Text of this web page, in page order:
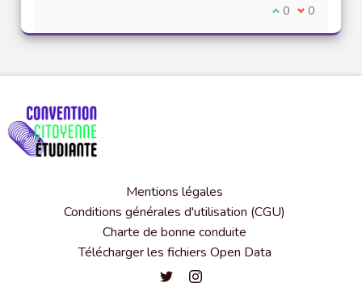
Je suis d'accord
0 Je ne suis
0
Mentions légales
Conditions générales d'utilisation (CGU)
Charte de bonne conduite
Télécharger les fichiers Open Data
Convention citoyenne étudiante
Convention citoyenne